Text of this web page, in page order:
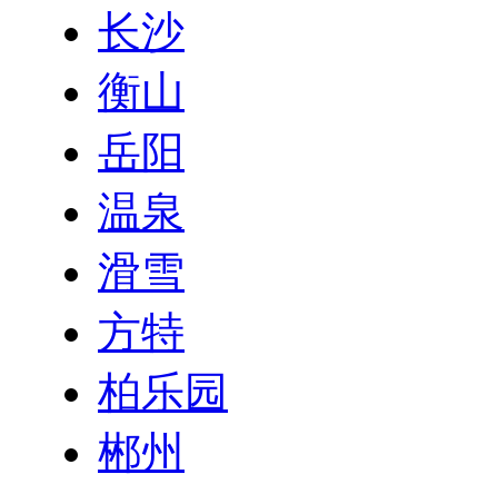
长沙
衡山
岳阳
温泉
滑雪
方特
柏乐园
郴州